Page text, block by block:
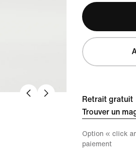
Retrait gratuit
Trouver un
Option « click
paiement